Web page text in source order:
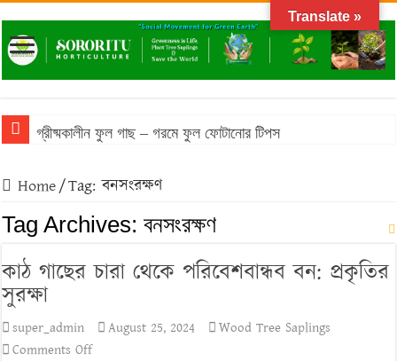
গ্রীষ্মকালীন ফুল গাছ – গরমে ফুল ফোটানোর টিপস
Home/Tag:বনসংরক্ষণ
Tag Archives:বনসংরক্ষণ
কাঠ গাছের চারা থেকে পরিবেশবান্ধব বন: প্রকৃতির
সুরক্ষা
super_admin August 25, 2024
Wood Tree Saplings
Comments Offon
Translate »